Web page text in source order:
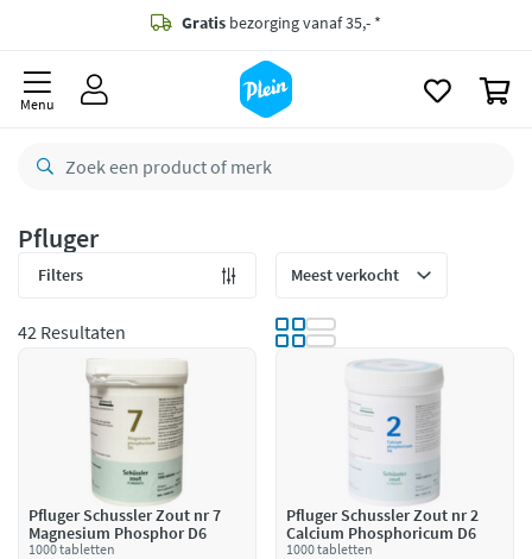
Gratis bezorging vanaf 35,- *
besteld,
retourneren
Betaal met Klarna
Menu
Pfluger
Filters
42 Resultaten
Pfluger Schussler Zout nr 7
Magnesium Phosphor D6
1000 tabletten
Pfluger Schussler Zout nr 2
Calcium Phosphoricum D6
1000 tabletten